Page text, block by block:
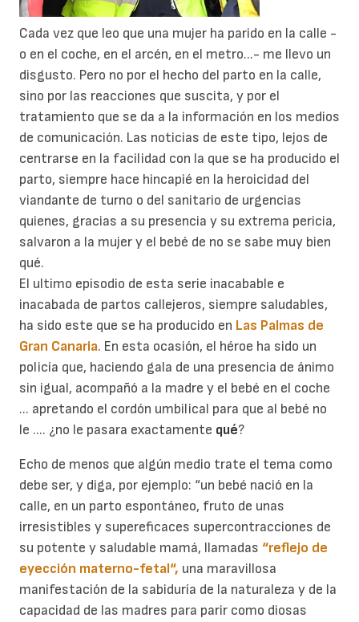
Cada vez que leo que una mujer ha parido en la calle -
o en el coche, en el arcén, en el metro...- me llevo un
disgusto. Pero no por el hecho del parto en la calle,
sino por las reacciones que suscita, y por el
tratamiento que se da a la información en los medios
de comunicación. Las noticias de este tipo, lejos de
centrarse en la facilidad con la que se ha producido el
parto, siempre hace hincapié en la heroicidad del
viandante de turno o del sanitario de urgencias
quienes, gracias a su presencia y su extrema pericia,
salvaron a la mujer y el bebé de no se sabe muy bien
qué.
El ultimo episodio de esta serie inacabable e
inacabada de partos callejeros, siempre saludables,
ha sido este que se ha producido en Las Palmas de
Gran Canaria. En esta ocasión, el héroe ha sido un
policía que, haciendo gala de una presencia de ánimo
sin igual, acompañó a la madre y el bebé en el coche
... apretando el cordón umbilical para que al bebé no
le .... ¿no le pasara exactamente qué?
Echo de menos que algún medio trate el tema como
debe ser, y diga, por ejemplo: “un bebé nació en la
calle, en un parto espontáneo, fruto de unas
irresistibles y supereficaces supercontracciones de
su potente y saludable mamá, llamadas “reflejo de
eyección materno-fetal“, una maravillosa
manifestación de la sabiduría de la naturaleza y de la
capacidad de las madres para parir como diosas